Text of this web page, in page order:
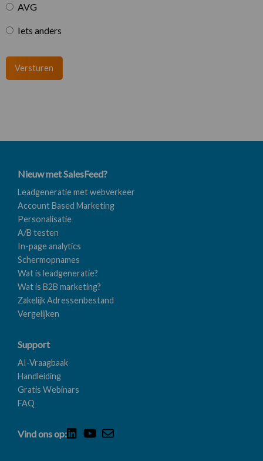
AVG
Iets anders
Versturen
Nieuw met SalesFeed?
Leadgeneratie met webverkeer
Account Based Marketing
Personalisatie
A/B testen
In-page analytics
Schermopnames
Wat is leadgeneratie?
Wat is B2B marketing?
Zakelijk Adressenbestand
Vergelijken
Support
AI-Vraagbaak
Handleiding
Gratis Webinars
FAQ
Vind ons op: